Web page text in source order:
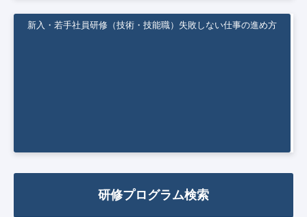
新入・若手社員研修（技術・技能職）失敗しない仕事の進め方
研修プログラム検索